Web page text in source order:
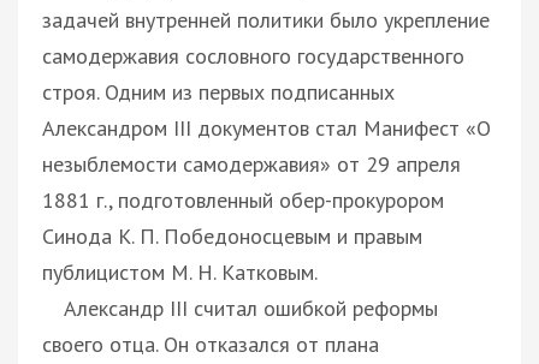
задачей внутренней политики было укрепление
самодержавия сословного государственного
строя. Одним из первых подписанных
Александром III документов стал Манифест «О
незыблемости самодержавия» от 29 апреля
1881 г., подготовленный обер-прокурором
Синода К. П. Победоносцевым и правым
публицистом М. Н. Катковым.
Александр III считал ошибкой реформы
своего отца. Он отказался от плана